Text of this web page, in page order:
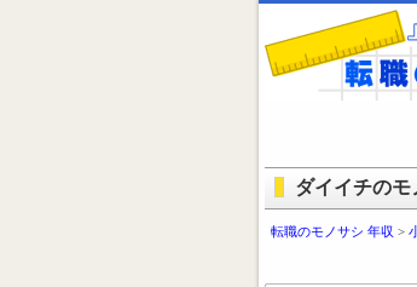
ダイイチのモ
転職のモノサシ 年収 >